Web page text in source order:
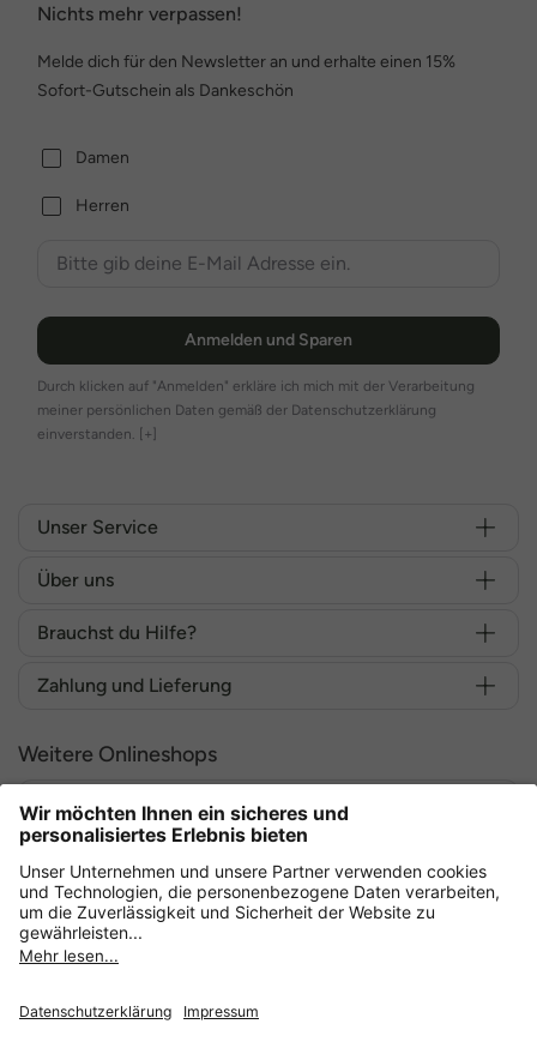
Nichts mehr verpassen!
Melde dich für den Newsletter an und erhalte einen 15%
Sofort-Gutschein als Dankeschön
Damen
Herren
Anmelden und Sparen
Durch klicken auf "Anmelden" erkläre ich mich mit der Verarbeitung
meiner persönlichen Daten gemäß der Datenschutzerklärung
einverstanden. [+]
Unser Service
Über uns
Brauchst du Hilfe?
Zahlung und Lieferung
Weitere Onlineshops
Deutschland
Sicher einkaufen mit